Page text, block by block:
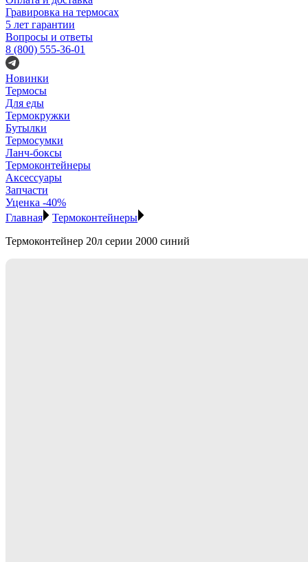
Гравировка на термосах
5 лет гарантии
Вопросы и ответы
8 (800) 555-36-01
Новинки
Термосы
Для еды
Термокружки
Бутылки
Термосумки
Ланч-боксы
Термоконтейнеры
Аксессуары
Запчасти
Уценка -40%
Главная
Термоконтейнеры
Термоконтейнер 20л серии 2000 синий